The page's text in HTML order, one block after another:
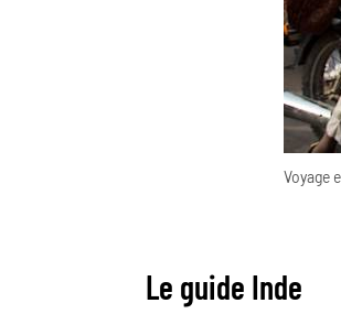
Voyage
Le guide Inde